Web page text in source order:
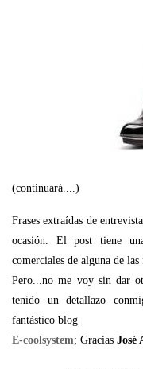
(continuará....)
Frases extraídas de
ocasión. El post tiene
comerciales de alguna de
Pero...no me voy sin dar
tenido un detallazo
fantástico blog
E-coolsystem; Gracias José